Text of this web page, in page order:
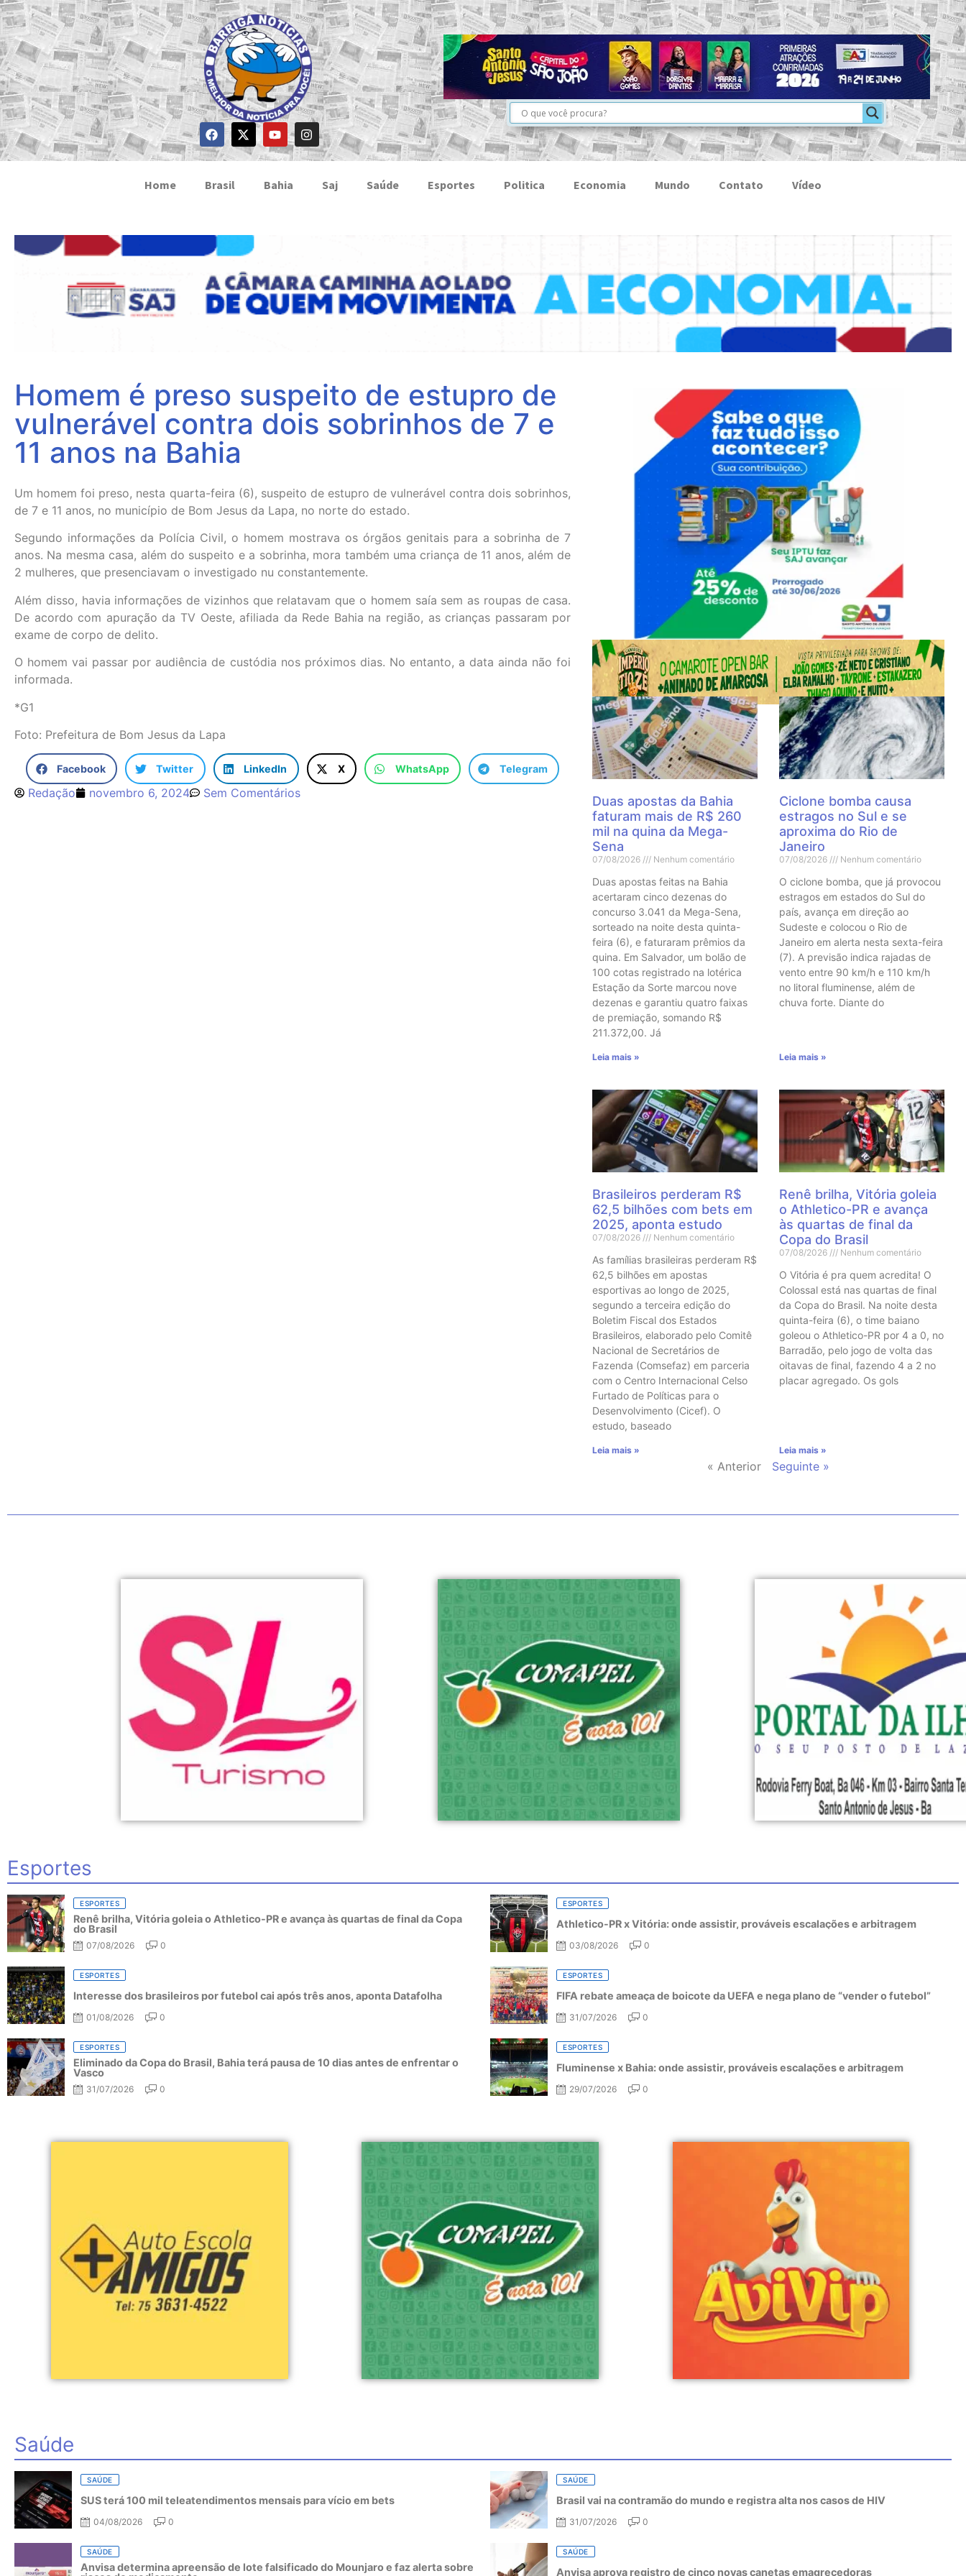
Home Brasil Bahia Saj Saúde Esportes Politica Economia Mundo Contato Vídeo
Homem é preso suspeito de estupro de
vulnerável contra dois sobrinhos de 7 e
11 anos na Bahia
Um homem foi preso, nesta quarta-feira (6), suspeito de estupro de vulnerável contra dois sobrinhos,
de 7 e 11 anos, no município de Bom Jesus da Lapa, no norte do estado.
Segundo informações da Polícia Civil, o homem mostrava os órgãos genitais para a sobrinha de 7
anos. Na mesma casa, além do suspeito e a sobrinha, mora também uma criança de 11 anos, além de
2 mulheres, que presenciavam o investigado nu constantemente.
Além disso, havia informações de vizinhos que relatavam que o homem saía sem as roupas de casa.
De acordo com apuração da TV Oeste, afiliada da Rede Bahia na região, as crianças passaram por
exame de corpo de delito.
O homem vai passar por audiência de custódia nos próximos dias. No entanto, a data ainda não foi
informada.
*G1
Foto: Prefeitura de Bom Jesus da Lapa
Facebook Twitter LinkedIn X WhatsApp Telegram
Redação novembro 6, 2024 Sem Comentários
Mais Notícias
Duas apostas da Bahia
faturam mais de R$ 260
mil na quina da Mega-
Sena
07/08/2026 Nenhum comentário
Duas apostas feitas na Bahia
acertaram cinco dezenas do
concurso 3.041 da Mega-Sena,
sorteado na noite desta quinta-
feira (6), e faturaram prêmios da
quina. Em Salvador, um bolão de
100 cotas registrado na lotérica
Estação da Sorte marcou nove
dezenas e garantiu quatro faixas
de premiação, somando R$
211.372,00. Já
Leia mais »
Ciclone bomba causa
estragos no Sul e se
aproxima do Rio de
Janeiro
07/08/2026 Nenhum comentário
O ciclone bomba, que já provocou
estragos em estados do Sul do
país, avança em direção ao
Sudeste e colocou o Rio de
Janeiro em alerta nesta sexta-feira
(7). A previsão indica rajadas de
vento entre 90 km/h e 110 km/h
no litoral fluminense, além de
chuva forte. Diante do
Leia mais »
Brasileiros perderam R$
62,5 bilhões com bets em
2025, aponta estudo
07/08/2026 Nenhum comentário
As famílias brasileiras perderam R$
62,5 bilhões em apostas
esportivas ao longo de 2025,
segundo a terceira edição do
Boletim Fiscal dos Estados
Brasileiros, elaborado pelo Comitê
Nacional de Secretários de
Fazenda (Comsefaz) em parceria
com o Centro Internacional Celso
Furtado de Políticas para o
Desenvolvimento (Cicef). O
estudo, baseado
Leia mais »
Renê brilha, Vitória goleia
o Athletico-PR e avança
às quartas de final da
Copa do Brasil
07/08/2026 Nenhum comentário
O Vitória é pra quem acredita! O
Colossal está nas quartas de final
da Copa do Brasil. Na noite desta
quinta-feira (6), o time baiano
goleou o Athletico-PR por 4 a 0, no
Barradão, pelo jogo de volta das
oitavas de final, fazendo 4 a 2 no
placar agregado. Os gols
Leia mais »
« Anterior Seguinte »
Esportes
ESPORTES
Renê brilha, Vitória goleia o Athletico-PR e avança às quartas de final da Copa
do Brasil
07/08/2026 0
ESPORTES
Athletico-PR x Vitória: onde assistir, prováveis escalações e arbitragem
03/08/2026 0
ESPORTES
Interesse dos brasileiros por futebol cai após três anos, aponta Datafolha
01/08/2026 0
ESPORTES
FIFA rebate ameaça de boicote da UEFA e nega plano de “vender o futebol”
31/07/2026 0
ESPORTES
Eliminado da Copa do Brasil, Bahia terá pausa de 10 dias antes de enfrentar o
Vasco
31/07/2026 0
ESPORTES
Fluminense x Bahia: onde assistir, prováveis escalações e arbitragem
29/07/2026 0
Saúde
SAÚDE
SUS terá 100 mil teleatendimentos mensais para vício em bets
04/08/2026 0
SAÚDE
Brasil vai na contramão do mundo e registra alta nos casos de HIV
31/07/2026 0
SAÚDE
Anvisa determina apreensão de lote falsificado do Mounjaro e faz alerta sobre
SAÚDE
Anvisa aprova registro de cinco novas canetas emagrecedoras